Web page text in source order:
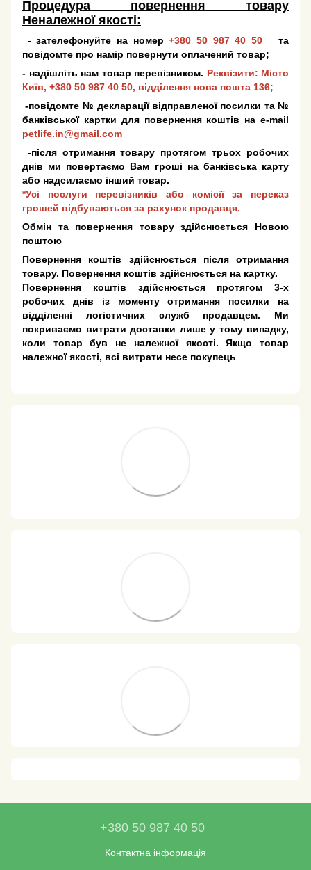
Процедура повернення товару
Неналежної якості:
- зателефонуйте на номер +380 50 987 40 50
та
повідомте про намір повернути оплачений товар;
- надішліть нам товар перевізником. Реквізити: Місто
Київ, +380 50 987 40 50, відділення нова пошта 136;
-повідомте № декларації відправленої посилки та №
банківської картки для повернення коштів на e-mail
petlife.in@gmail.com
-після отримання товару протягом трьох робочих
днів ми повертаємо Вам гроші на банківська карту
або надсилаємо інший товар.
*Усі послуги перевізників або комісії за переказ
грошей відбуваються за рахунок продавця.
Обмін та повернення товару здійснюється Новою
поштою
Повернення коштів здійснюється після отримання
товару. Повернення коштів здійснюється на картку.
Повернення коштів здійснюється протягом 3-х
робочих днів із моменту отримання посилки на
відділенні логістичних служб продавцем. Ми
покриваємо витрати доставки лише у тому випадку,
коли товар був не належної якості. Якщо товар
належної якості, всі витрати несе покупець
+380 50 987 40 50
Контактна інформація